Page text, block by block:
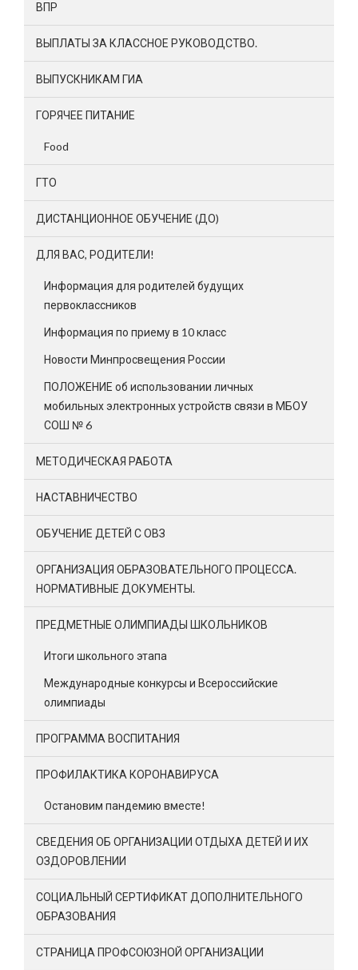
ВПР
ВЫПЛАТЫ ЗА КЛАССНОЕ РУКОВОДСТВО.
ВЫПУСКНИКАМ ГИА
ГОРЯЧЕЕ ПИТАНИЕ
Food
ГТО
ДИСТАНЦИОННОЕ ОБУЧЕНИЕ (ДО)
ДЛЯ ВАС, РОДИТЕЛИ!
Информация для родителей будущих
первоклассников
Информация по приему в 10 класс
Новости Минпросвещения России
ПОЛОЖЕНИЕ об использовании личных
мобильных электронных устройств связи в МБОУ
СОШ № 6
МЕТОДИЧЕСКАЯ РАБОТА
НАСТАВНИЧЕСТВО
ОБУЧЕНИЕ ДЕТЕЙ С ОВЗ
ОРГАНИЗАЦИЯ ОБРАЗОВАТЕЛЬНОГО ПРОЦЕССА.
НОРМАТИВНЫЕ ДОКУМЕНТЫ.
ПРЕДМЕТНЫЕ ОЛИМПИАДЫ ШКОЛЬНИКОВ
Итоги школьного этапа
Международные конкурсы и Всероссийские
олимпиады
ПРОГРАММА ВОСПИТАНИЯ
ПРОФИЛАКТИКА КОРОНАВИРУСА
Остановим пандемию вместе!
СВЕДЕНИЯ ОБ ОРГАНИЗАЦИИ ОТДЫХА ДЕТЕЙ И ИХ
ОЗДОРОВЛЕНИИ
СОЦИАЛЬНЫЙ СЕРТИФИКАТ ДОПОЛНИТЕЛЬНОГО
ОБРАЗОВАНИЯ
СТРАНИЦА ПРОФСОЮЗНОЙ ОРГАНИЗАЦИИ